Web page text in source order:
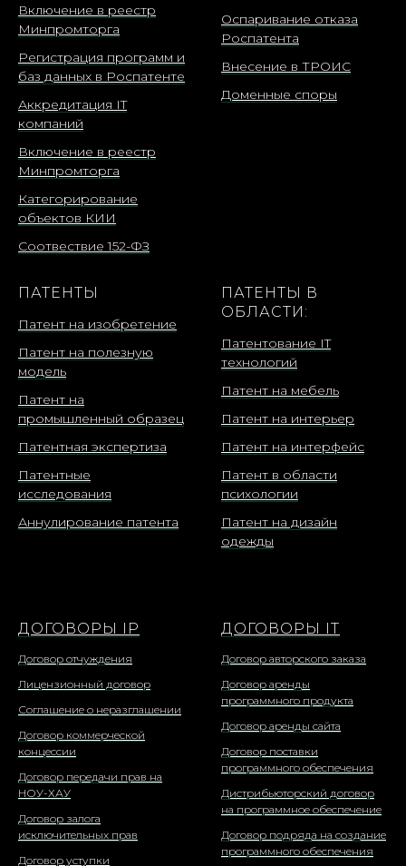
Включение в реестр
Минпромторга
Регистрация программ и
баз данных в Роспатенте
Аккредитация IT
компаний
Включение в реестр
Минпромторга
Категорирование
объектов КИИ
Соотвествие 152-ФЗ
Оспаривание отказа
Роспатента
Внесение в ТРОИС
Доменные споры
ПАТЕНТЫ
Патент на изобретение
Патент на полезную
модель
Патент на
промышленный образец
Патентная экспертиза
Патентные
исследования
Аннулирование патента
ПАТЕНТЫ В
ОБЛАСТИ:
Патентование IT
технологий
Патент на мебель
Патент на интерьер
Патент на интерфейс
Патент в области
психологии
Патент на дизайн
одежды
ДОГОВОРЫ IP
Договор отчуждения
Лицензионный договор
Соглашение о неразглашении
Договор коммерческой
концессии
Договор передачи прав на
НОУ-ХАУ
Договор залога
исключительных прав
Договор уступки
ДОГОВОРЫ IT
Договор авторского заказа
Договор аренды
программного продукта
Договор аренды сайта
Договор поставки
программного обеспечения
Дистрибьюторский договор
на программное обеспечение
Договор подряда на создание
программного обеспечения